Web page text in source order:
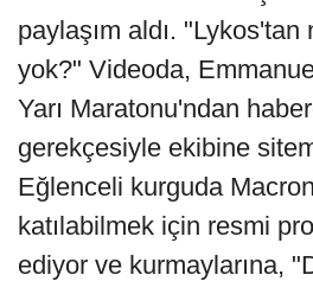
paylaşım aldı.
yok?" Videoda,
Yarı Maratonu'ndan
gerekçesiyle ekibine
Eğlenceli kurguda
katılabilmek için resmi
ediyor ve kurmaylarına,